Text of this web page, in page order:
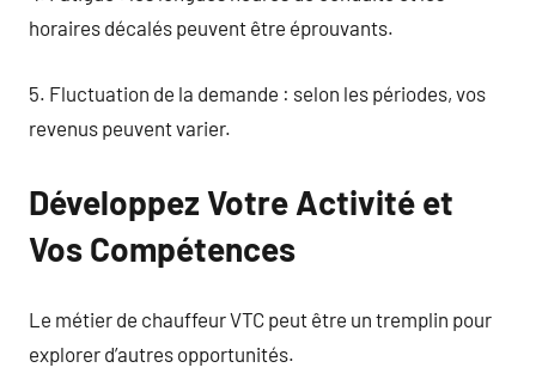
horaires décalés peuvent être éprouvants.
5. Fluctuation de la demande : selon les périodes, vos
revenus peuvent varier.
Développez Votre Activité et
Vos Compétences
Le métier de chauffeur VTC peut être un tremplin pour
explorer d’autres opportunités.